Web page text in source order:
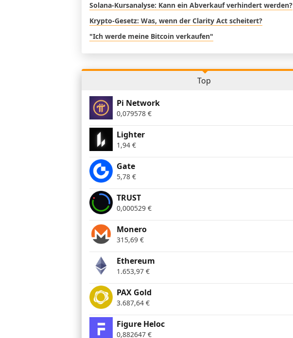
Solana-Kursanalyse: Kann ein Abverkauf verhindert werden?
Krypto-Gesetz: Was, wenn der Clarity Act scheitert?
"Ich werde meine Bitcoin verkaufen"
Top
Pi Network
0,079578 €
Lighter
1,94 €
Gate
5,78 €
TRUST
0,000529 €
Monero
315,69 €
Ethereum
1.653,97 €
PAX Gold
3.687,64 €
Figure Heloc
0,882647 €